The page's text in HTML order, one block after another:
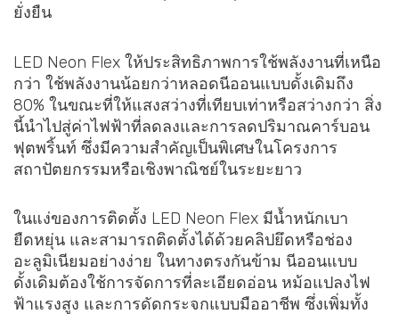
ยั่งยืน
LED Neon Flex ให้ประสิทธิภาพการใช้พลังงานที่เหนือ
กว่า ใช้พลังงานน้อยกว่าหลอดนีออนแบบดั้งเดิมถึง
80% ในขณะที่ให้แสงสว่างที่เทียบเท่าหรือสว่างกว่า สิ่ง
นี้นำไปสู่ค่าไฟฟ้าที่ลดลงและการลดปริมาณคาร์บอน
ฟุตพริ้นท์ ซึ่งมีความสำคัญเป็นพิเศษในโครงการ
สถาปัตยกรรมหรือเชิงพาณิชย์ในระยะยาว
ในแง่ของการติดตั้ง LED Neon Flex มีน้ำหนักเบา
ยืดหยุ่น และสามารถติดตั้งได้ด้วยคลิปยึดหรือช่อง
อะลูมิเนียมอย่างง่าย ในทางตรงกันข้าม นีออนแบบ
ดั้งเดิมต้องใช้การจัดการที่ละเอียดอ่อน หม้อแปลงไฟ
ฟ้าแรงสูง และการดัดกระจกแบบมืออาชีพ ซึ่งเพิ่มทั้ง